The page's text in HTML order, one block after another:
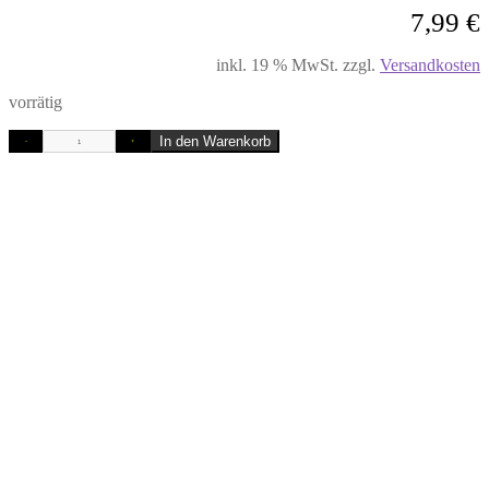
7,99 €
inkl. 19 % MwSt. zzgl. Versandkosten
vorrätig
- + In den Warenkorb